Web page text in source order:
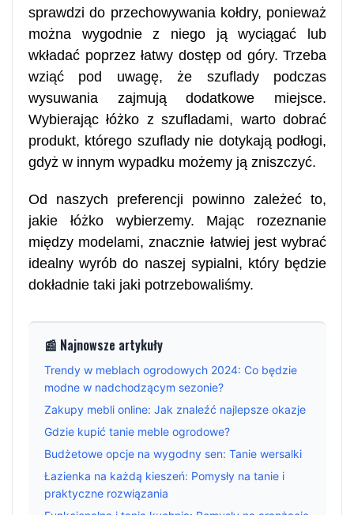
sprawdzi do przechowywania kołdry, ponieważ
można wygodnie z niego ją wyciągać lub
wkładać poprzez łatwy dostęp od góry. Trzeba
wziąć pod uwagę, że szuflady podczas
wysuwania zajmują dodatkowe miejsce.
Wybierając łóżko z szufladami, warto dobrać
produkt, którego szuflady nie dotykają podłogi,
gdyż w innym wypadku możemy ją zniszczyć.
Od naszych preferencji powinno zależeć to,
jakie łóżko wybierzemy. Mając rozeznanie
między modelami, znacznie łatwiej jest wybrać
idealny wyrób do naszej sypialni, który będzie
dokładnie taki jaki potrzebowaliśmy.
📰 Najnowsze artykuły
Trendy w meblach ogrodowych 2024: Co będzie
modne w nadchodzącym sezonie?
Zakupy mebli online: Jak znaleźć najlepsze okazje
Gdzie kupić tanie meble ogrodowe?
Budżetowe opcje na wygodny sen: Tanie wersalki
Łazienka na każdą kieszeń: Pomysły na tanie i
praktyczne rozwiązania